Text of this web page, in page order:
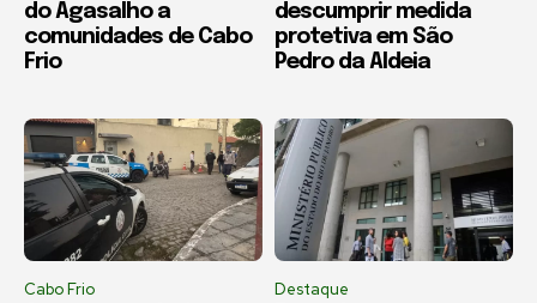
do Agasalho a
comunidades de Cabo
Frio
descumprir medida
protetiva em São
Pedro da Aldeia
Cabo Frio Destaque